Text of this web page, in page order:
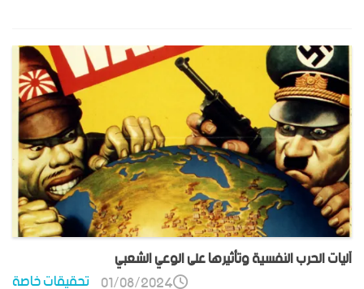
آليات الحرب النفسية وتأثيرها على الوعي الشعبي
تحقيقات خاصة